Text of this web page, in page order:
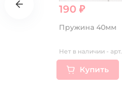
190 ₽
Пружина 40мм
Нет в наличии - арт.
Купить